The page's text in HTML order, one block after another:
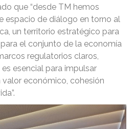
que “desde TM hemos
espacio de diálogo en torno al
un territorio estratégico para
el conjunto de la economía
regulatorios claros,
esencial para impulsar
económico, cohesión